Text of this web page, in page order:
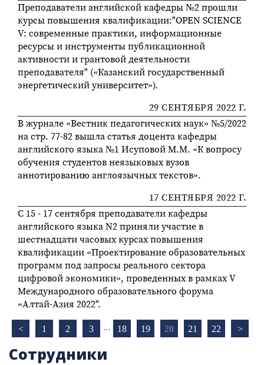
Преподаватели английской кафедры №2 прошли
курсы повышения квалификации:"OPEN SCIENCE
V: современные практики, информационные
ресурсы и инструменты публикационной
активности и грантовой деятельности
преподавателя" («Казанский государственный
энергетический университет»).
29 СЕНТЯБРЯ 2022 Г.
В журнале «Вестник педагогических наук» №5/2022
на стр. 77-82 вышла статья доцента кафедры
английского языка №1 Исуповой М.М. «К вопросу
обучения студентов неязыковых вузов
аннотированию англоязычных текстов».
17 СЕНТЯБРЯ 2022 Г.
С 15 - 17 сентября преподаватели кафедры
английского языка N2 приняли участие в
шестнадцати часовых курсах повышения
квалификации «Проектирование образовательных
программ под запросы реального сектора
цифровой экономики», проведенных в рамках V
Международного образовательного форума
«Алтай-Азия 2022".
< 1 2 3 ... 18 19 20 21 22 >
Сотрудники